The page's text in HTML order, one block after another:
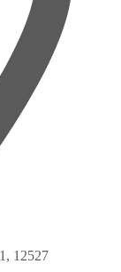
12527